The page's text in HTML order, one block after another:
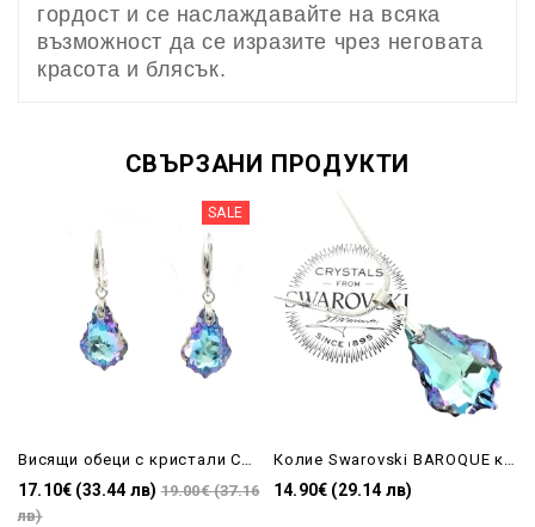
гордост и се наслаждавайте на всяка
възможност да се изразите чрез неговата
красота и блясък.
СВЪРЗАНИ ПРОДУКТИ
SALE
17.10€ (33.44 лв) 19.00€ (37.16
лв)
14.90€ (29.14 лв)